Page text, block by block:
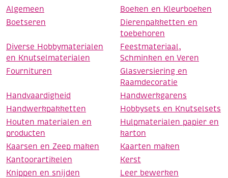
Algemeen
Boeken en Kleurboeken
Boetseren
Dierenpakketten en
toebehoren
Diverse Hobbymaterialen
en Knutselmaterialen
Feestmateriaal,
Schminken en Veren
Fournituren
Glasversiering en
Raamdecoratie
Handvaardigheid
Handwerkgarens
Handwerkpakketten
Hobbysets en Knutselsets
Houten materialen en
producten
Hulpmaterialen papier en
karton
Kaarsen en Zeep maken
Kaarten maken
Kantoorartikelen
Kerst
Knippen en snijden
Leer bewerken